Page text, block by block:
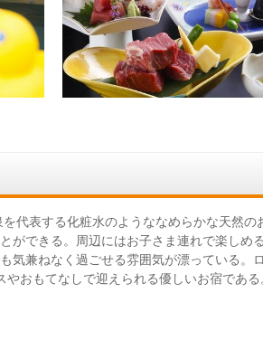
代表する化粧水のようななめらかな天然の
できる。周辺にはお子さま連れで楽しめ
気兼ねなく過ごせる雰囲気が漂っている。
おもてなしで迎えられる優しいお宿である